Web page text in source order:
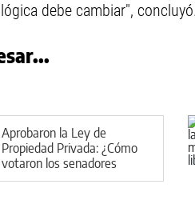
debe cambiar", concluyó.
Aprobaron la Ley de
Propiedad Privada: ¿Cómo
votaron los senadores
neuquinos?